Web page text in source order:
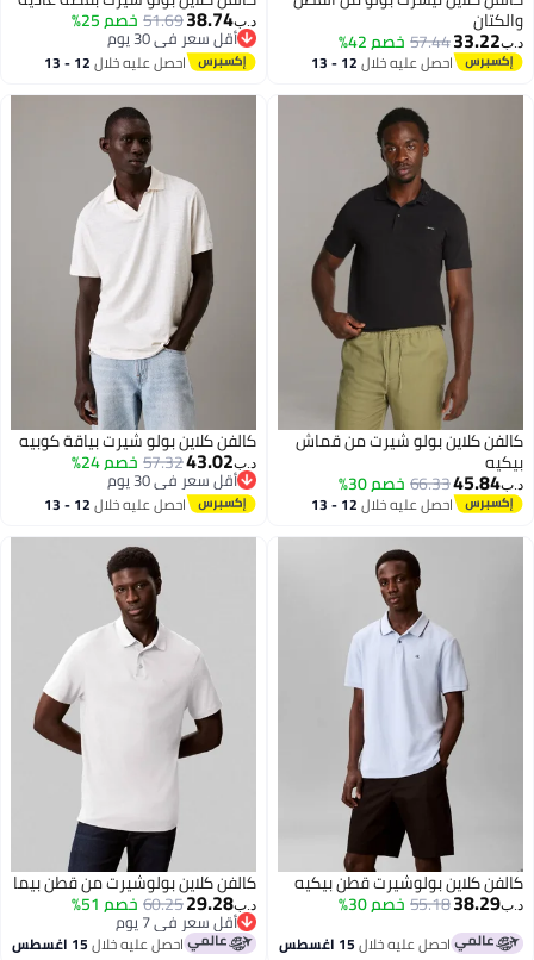
33.22
57.44خصم 42%
احصل عليه خلال 12 - 13
38.74
51.69خصم 25%
أقل سعر في 30 يوم
أقل سعر في 30 يوماحصل عليه خلال 12 - 13
كلاين بولو شيرت من قماش
45.84
66.33خصم 30%
احصل عليه خلال 12 - 13
كالفن كلاين بولو شيرت بياقة كوبيه
43.02
57.32خصم 24%
أقل سعر في 30 يوم
أقل سعر في 30 يوماحصل عليه خلال 12 - 13
كلاين بولوشيرت قطن بيكيه
38.29
55.18خصم 30%
احصل عليه خلال15 اغسطس
كالفن كلاين بولوشيرت من قطن بيما
29.28
60.25خصم 51%
أقل سعر في 7 يوم
أقل سعر في 7 يوماحصل عليه خلال15 اغسطس